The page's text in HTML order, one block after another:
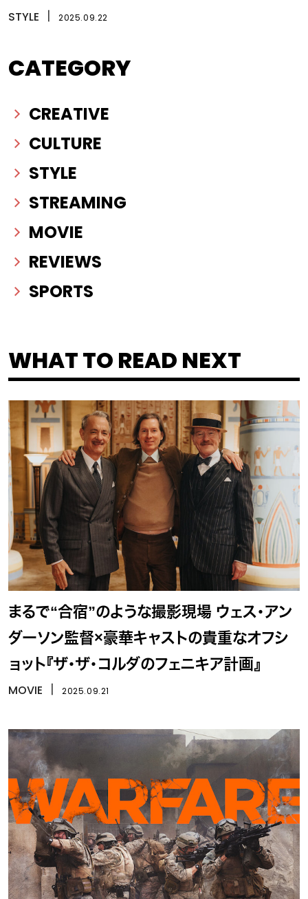
STYLE 2025.09.22
CATEGORY
CREATIVE
CULTURE
STYLE
STREAMING
MOVIE
REVIEWS
SPORTS
WHAT TO READ NEXT
まるで“合宿”のような撮影現場 ウェス・アン
ダーソン監督×豪華キャストの貴重なオフシ
ョット『ザ・ザ・コルダのフェニキア計画』
MOVIE 2025.09.21